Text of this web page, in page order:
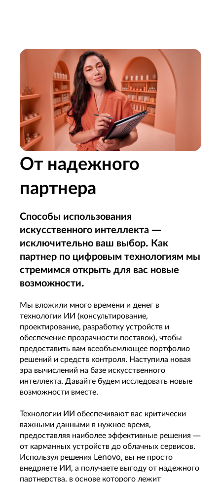
От надежного
партнера
Способы использования
искусственного интеллекта —
исключительно ваш выбор. Как
партнер по цифровым технологиям мы
стремимся открыть для вас новые
возможности.
Мы вложили много времени и денег в
технологии ИИ (консультирование,
проектирование, разработку устройств и
обеспечение прозрачности поставок), чтобы
предоставить вам всеобъемлющее портфолио
решений и средств контроля. Наступила новая
эра вычислений на базе искусственного
интеллекта. Давайте будем исследовать новые
возможности вместе.
Технологии ИИ обеспечивают вас критически
важными данными в нужное время,
предоставляя наиболее эффективные решения —
от карманных устройств до облачных сервисов.
Используя решения Lenovo, вы не просто
внедряете ИИ, а получаете выгоду от надежного
партнерства, в основе которого лежит